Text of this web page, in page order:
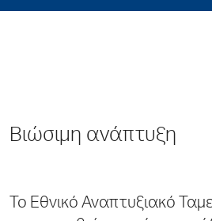
Bιώσιμη ανάπτυξη
Το Εθνικό Αναπτυξιακό